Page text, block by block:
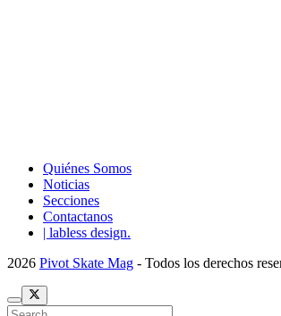
Quiénes Somos
Noticias
Secciones
Contactanos
| labless design.
2026 Pivot Skate Mag - Todos los derechos